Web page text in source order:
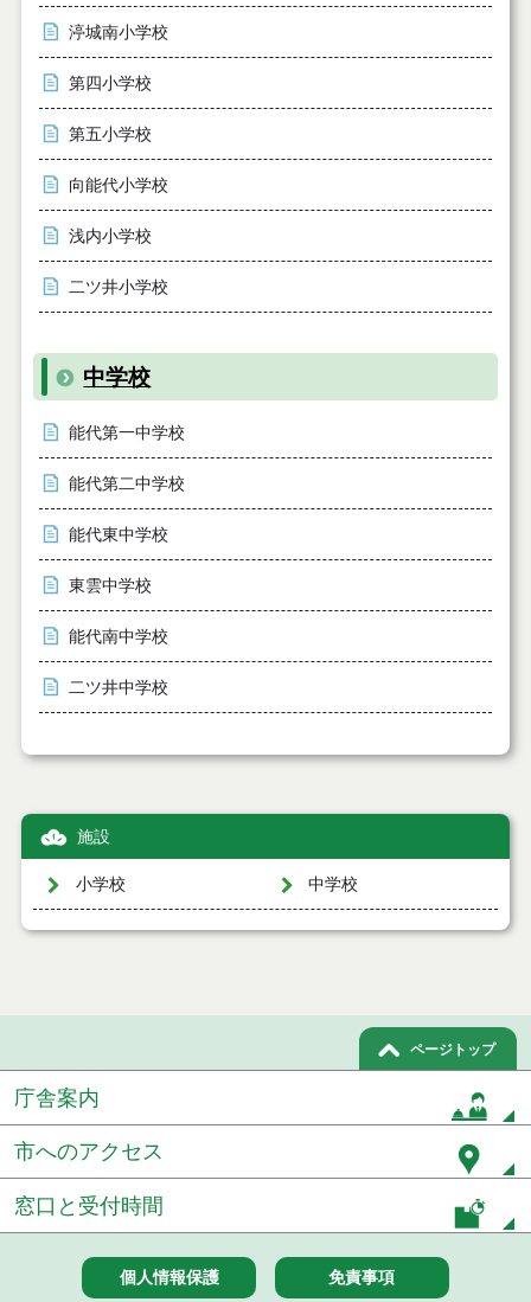
渟城南小学校
第四小学校
第五小学校
向能代小学校
浅内小学校
二ツ井小学校
中学校
能代第一中学校
能代第二中学校
能代東中学校
東雲中学校
能代南中学校
二ツ井中学校
施設
小学校 中学校
ページトップ
庁舎案内
市へのアクセス
窓口と受付時間
個人情報保護 免責事項